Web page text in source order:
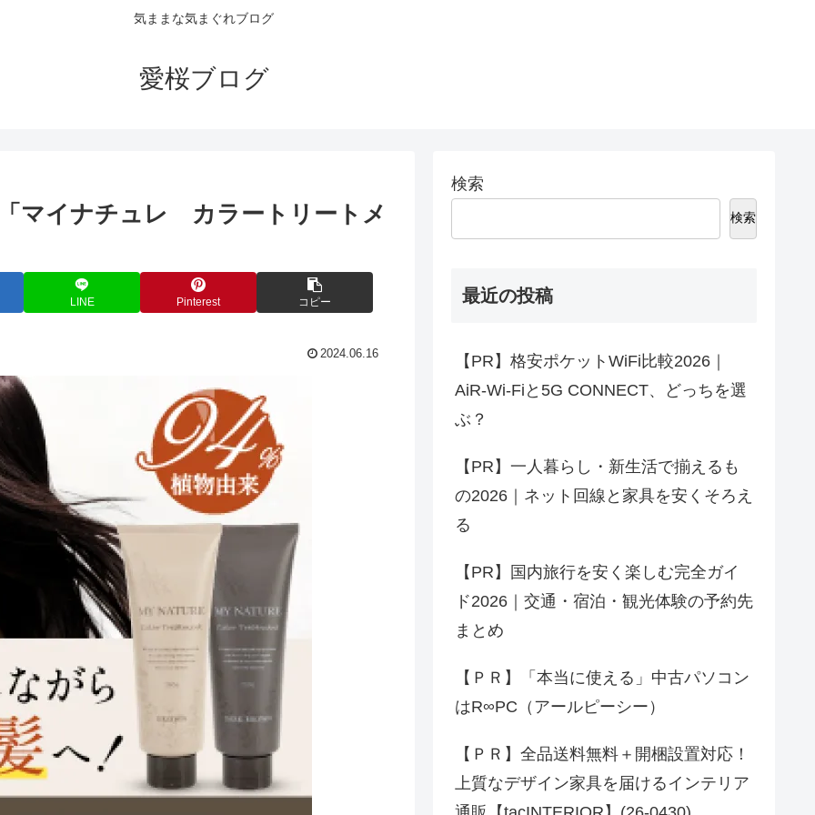
気ままな気まぐれブログ
愛桜ブログ
マイナチュレ カラートリートメ
LINE Pinterest コピー
2024.06.16
検索
検索
最近の投稿
【PR】格安ポケットWiFi比較2026｜
AiR-Wi-Fiと5G CONNECT、どっちを選
ぶ？
【PR】一人暮らし・新生活で揃えるも
の2026｜ネット回線と家具を安くそろえ
る
【PR】国内旅行を安く楽しむ完全ガイ
ド2026｜交通・宿泊・観光体験の予約先
まとめ
【ＰＲ】「本当に使える」中古パソコン
はR∞PC（アールピーシー）
【ＰＲ】全品送料無料＋開梱設置対応！
上質なデザイン家具を届けるインテリア